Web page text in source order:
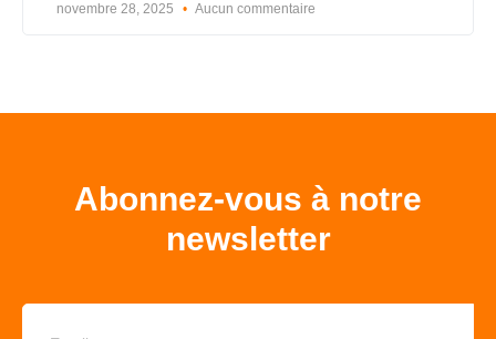
novembre 28, 2025 Aucun commentaire
Abonnez-vous à notre
newsletter